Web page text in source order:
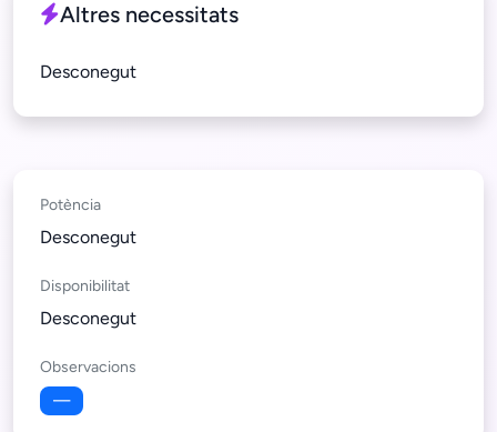
Altres necessitats
Desconegut
Potència
Desconegut
Disponibilitat
Desconegut
Observacions
—